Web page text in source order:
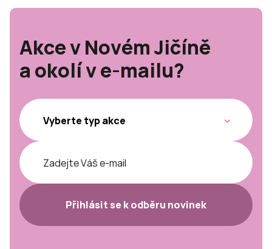
Akce v Novém Jičíně
a okolí v e-mailu?
Přihlásit se k odběru novinek